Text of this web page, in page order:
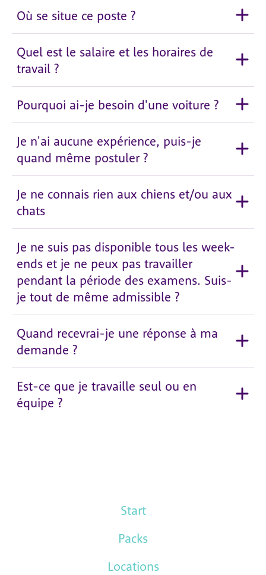
Où se situe ce poste ?
Quel est le salaire et les horaires de
travail ?
Pourquoi ai-je besoin d'une voiture ?
Je n'ai aucune expérience, puis-je
quand même postuler ?
Je ne connais rien aux chiens et/ou aux
chats
Je ne suis pas disponible tous les week-
ends et je ne peux pas travailler
pendant la période des examens. Suis-
je tout de même admissible ?
Quand recevrai-je une réponse à ma
demande ?
Est-ce que je travaille seul ou en
équipe ?
Start
Packs
Locations